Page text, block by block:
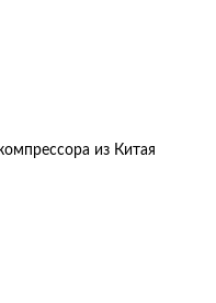
из Китая